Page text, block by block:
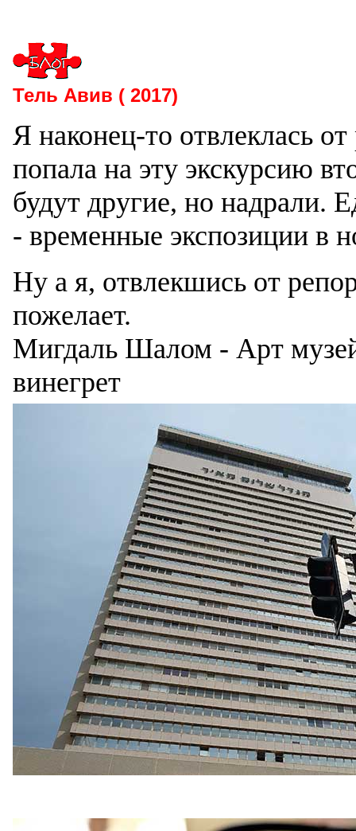
Тель Авив ( 2017)
Я наконец-то отвлеклась
попала на эту экскурсию
будут другие, но надрали.
- временные экспозиции в
Ну а я, отвлекшись от
пожелает.
Мигдаль Шалом - Арт
винегрет